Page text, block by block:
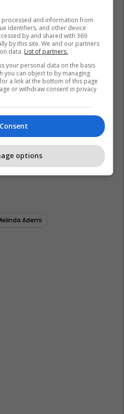
Ademi
and information from
identifiers, and other device
by and shared with 369
by this site. We and our partners
data. List of partners.
your personal data on the basis
you can object to by managing
a link at the bottom of this page
or withdraw consent in privacy
Consent
options